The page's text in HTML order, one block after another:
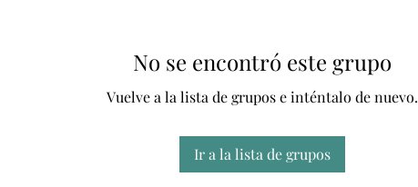
No se encontró este grupo
Vuelve a la lista de grupos e inténtalo de nuevo.
Ir a la lista de grupos